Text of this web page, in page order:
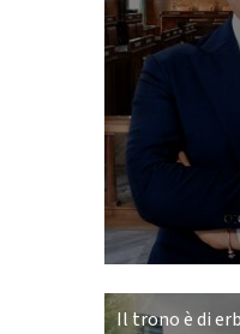
Il trono è di